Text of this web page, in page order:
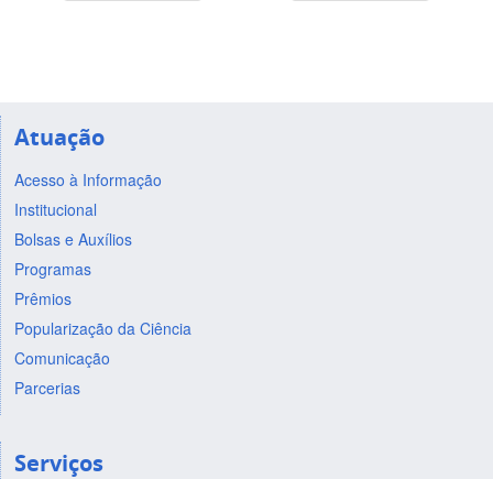
Atuação
Acesso à Informação
Institucional
Bolsas e Auxílios
Programas
Prêmios
Popularização da Ciência
Comunicação
Parcerias
Serviços